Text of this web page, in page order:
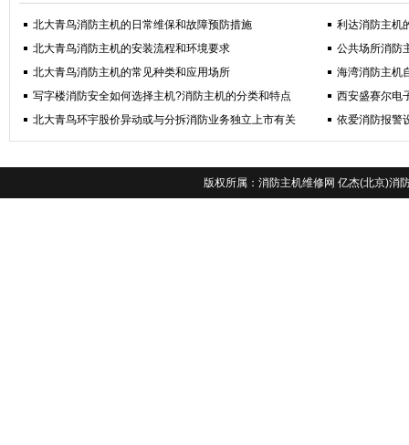
北大青鸟消防主机的日常维保和故障预防措施
利达消防主机
北大青鸟消防主机的安装流程和环境要求
公共场所消防
北大青鸟消防主机的常见种类和应用场所
海湾消防主机
写字楼消防安全如何选择主机?消防主机的分类和特点
西安盛赛尔电
北大青鸟环宇股价异动或与分拆消防业务独立上市有关
依爱消防报警
版权所属： 消防主机维修网 亿杰(北京)消